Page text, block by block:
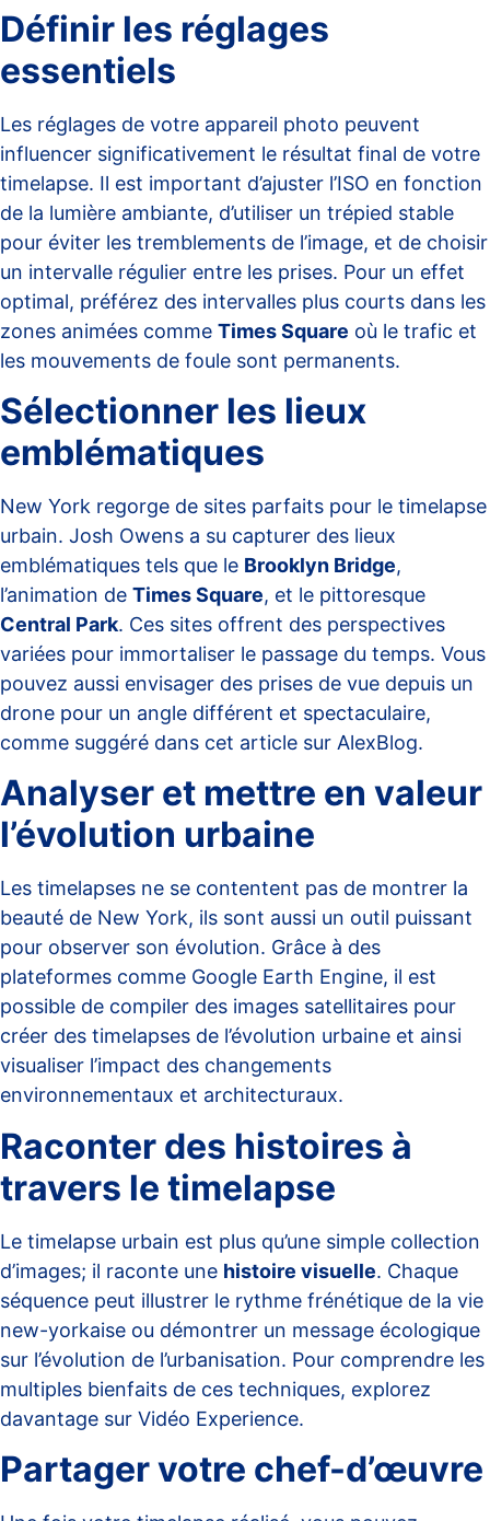
Définir les réglages
essentiels
Les réglages de votre appareil photo peuvent
influencer significativement le résultat final de votre
timelapse. Il est important d’ajuster l’ISO en fonction
de la lumière ambiante, d’utiliser un trépied stable
pour éviter les tremblements de l’image, et de choisir
un intervalle régulier entre les prises. Pour un effet
optimal, préférez des intervalles plus courts dans les
zones animées comme Times Square où le trafic et
les mouvements de foule sont permanents.
Sélectionner les lieux
emblématiques
New York regorge de sites parfaits pour le timelapse
urbain. Josh Owens a su capturer des lieux
emblématiques tels que le Brooklyn Bridge,
l’animation de Times Square, et le pittoresque
Central Park. Ces sites offrent des perspectives
variées pour immortaliser le passage du temps. Vous
pouvez aussi envisager des prises de vue depuis un
drone pour un angle différent et spectaculaire,
comme suggéré dans cet article sur AlexBlog.
Analyser et mettre en valeur
l’évolution urbaine
Les timelapses ne se contentent pas de montrer la
beauté de New York, ils sont aussi un outil puissant
pour observer son évolution. Grâce à des
plateformes comme Google Earth Engine, il est
possible de compiler des images satellitaires pour
créer des timelapses de l’évolution urbaine et ainsi
visualiser l’impact des changements
environnementaux et architecturaux.
Raconter des histoires à
travers le timelapse
Le timelapse urbain est plus qu’une simple collection
d’images; il raconte une histoire visuelle. Chaque
séquence peut illustrer le rythme frénétique de la vie
new-yorkaise ou démontrer un message écologique
sur l’évolution de l’urbanisation. Pour comprendre les
multiples bienfaits de ces techniques, explorez
davantage sur Vidéo Experience.
Partager votre chef-d’œuvre